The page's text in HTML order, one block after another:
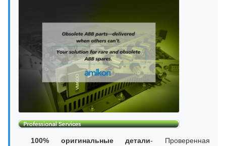
100% оригинальные детали- Проверенная